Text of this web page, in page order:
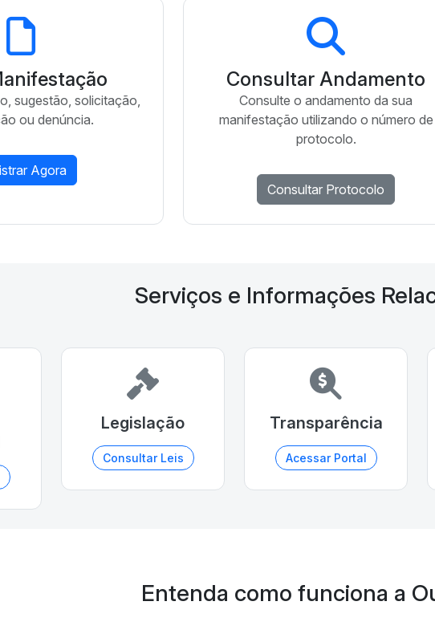
sugestão, solicitação,
ou denúncia.
Agora
Consultar Andamento
Consulte o andamento da sua
manifestação utilizando o número de
protocolo.
Consultar Protocolo
Serviços e Informações
Legislação
Consultar Leis
Transparência
Acessar Portal
Entenda como funciona a